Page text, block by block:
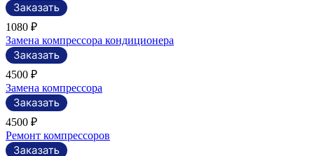
1080 ₽
Замена компрессора кондиционера
4500 ₽
Замена компрессора
4500 ₽
Ремонт компрессоров